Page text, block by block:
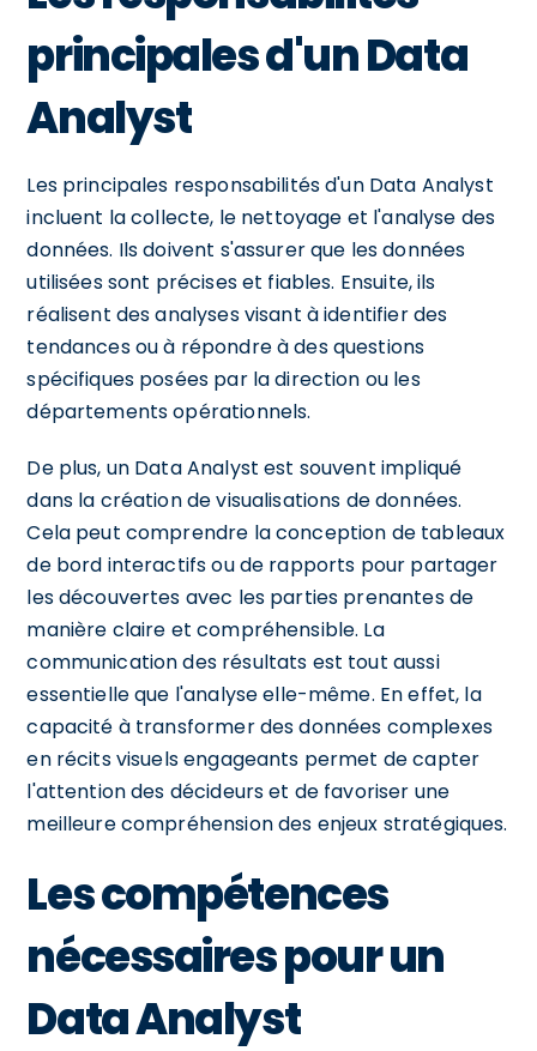
principales d'un Data
Analyst
Les principales responsabilités d'un Data Analyst
incluent la collecte, le nettoyage et l'analyse des
données. Ils doivent s'assurer que les données
utilisées sont précises et fiables. Ensuite, ils
réalisent des analyses visant à identifier des
tendances ou à répondre à des questions
spécifiques posées par la direction ou les
départements opérationnels.
De plus, un Data Analyst est souvent impliqué
dans la création de visualisations de données.
Cela peut comprendre la conception de tableaux
de bord interactifs ou de rapports pour partager
les découvertes avec les parties prenantes de
manière claire et compréhensible. La
communication des résultats est tout aussi
essentielle que l'analyse elle-même. En effet, la
capacité à transformer des données complexes
en récits visuels engageants permet de capter
l'attention des décideurs et de favoriser une
meilleure compréhension des enjeux stratégiques.
Les compétences
nécessaires pour un
Data Analyst